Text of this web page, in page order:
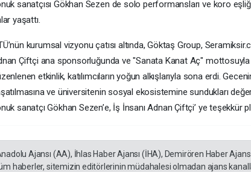
sanatçısı Gökhan Sezen de solo performansları ve koro
yaşattı.
kurumsal vizyonu çatısı altında, Göktaş Group,
Çiftçi ana sponsorluğunda ve "Sanata Kanat Aç"
etkinlik, katılımcıların yoğun alkışlarıyla sona erdi.
ve üniversitenin sosyal ekosistemine sundukları
sanatçı Gökhan Sezen’e, İş İnsanı Adnan Çiftçi’ ye teşekkür
Ajansı (AA), İhlas Haber Ajansı (İHA), Demirören Haber
haberler, sitemizin editörlerinin müdahalesi olmadan ajans